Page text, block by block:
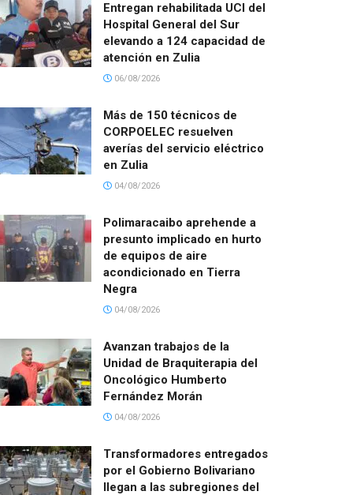
Entregan rehabilitada UCI del
Hospital General del Sur
elevando a 124 capacidad de
atención en Zulia
06/08/2026
Más de 150 técnicos de
CORPOELEC resuelven
averías del servicio eléctrico
en Zulia
04/08/2026
Polimaracaibo aprehende a
presunto implicado en hurto
de equipos de aire
acondicionado en Tierra
Negra
04/08/2026
Avanzan trabajos de la
Unidad de Braquiterapia del
Oncológico Humberto
Fernández Morán
04/08/2026
Transformadores entregados
por el Gobierno Bolivariano
llegan a las subregiones del